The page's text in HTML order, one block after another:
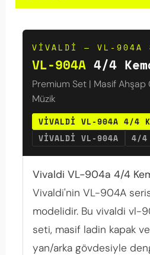
VIVALDI — VL-904A
VL-904A 4/4
Premium Set | Masif Ahşap
Müzik
VIVALDI VL-904A 4/4
VIVALDI VL-904A
4/4
Vivaldi VL-904a 4/4
Vivaldi'nin VL-904A
modelidir. Bu vivaldi vl-
seti, masif ladin kapak
yan/arka gövdesiyle